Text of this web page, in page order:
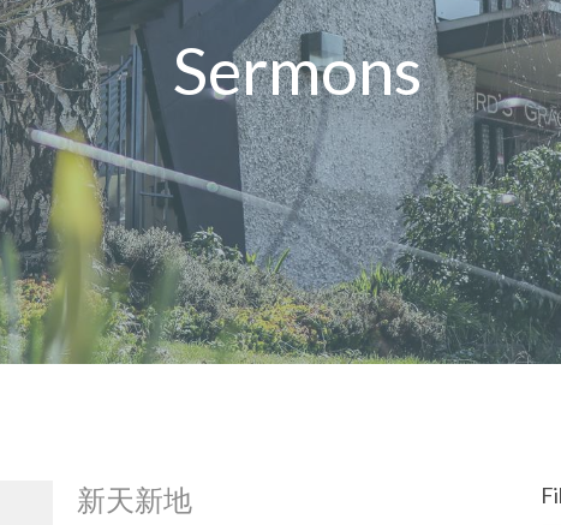
Sermons
新天新地